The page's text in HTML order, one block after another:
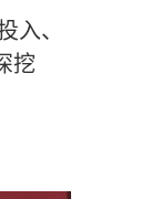
入、
挖